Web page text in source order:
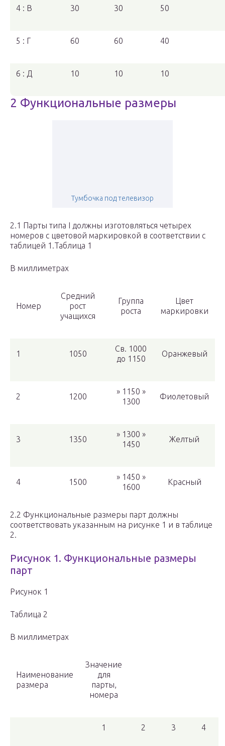
4 : В 30 30 50
5 : Г 60 60 40
6 : Д 10 10 10
2 Функциональные размеры
Тумбочка под телевизор
2.1 Парты типа I должны изготовляться четырех
номеров с цветовой маркировкой в соответствии с
таблицей 1.Таблица 1
В миллиметрах
Номер
Средний
рост
учащихся
Группа
роста
Цвет
маркировки
1 1050
Св. 1000
до 1150
Оранжевый
2 1200
» 1150 »
1300
Фиолетовый
3 1350
» 1300 »
1450
Желтый
4 1500
» 1450 »
1600
Красный
2.2 Функциональные размеры парт должны
соответствовать указанным на рисунке 1 и в таблице
2.
Рисунок 1. Функциональные размеры
парт
Рисунок 1
Таблица 2
В миллиметрах
Наименование
размера
Значение
для
парты,
номера
1 2 3 4